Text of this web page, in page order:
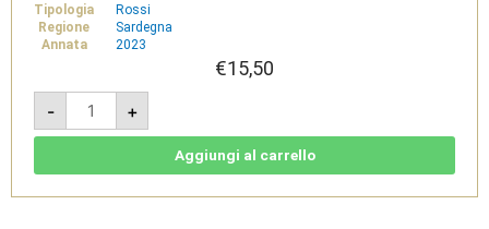
Tipologia
Rossi
Regione
Sardegna
Annata
2023
€15,50
-
Foras
2023
-
Cannonau
-
+
Aggiungi al carrello